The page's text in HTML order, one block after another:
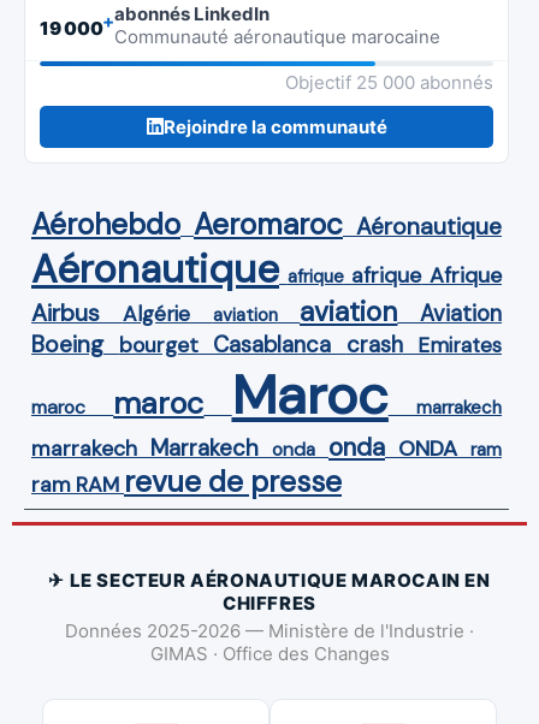
19 000+abonnés LinkedIn
Communauté aéronautique marocaine
Objectif 25 000 abonnés
Rejoindre la communauté
Aérohebdo Aeromaroc Aéronautique
Aéronautique afrique afrique Afrique
Airbus Algérie aviation aviation Aviation
Boeing bourget Casablanca crash Emirates
maroc maroc Maroc marrakech
marrakech Marrakech onda onda ONDA ram
ram RAM revue de presse
✈ LE SECTEUR AÉRONAUTIQUE MAROCAIN EN
CHIFFRES
Données 2025-2026 — Ministère de l'Industrie ·
GIMAS · Office des Changes